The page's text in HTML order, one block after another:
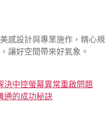
感設計與專業施作，精心規
讓好空間帶來好氣象。
決中控螢幕異常重啟問題
通的成功秘訣